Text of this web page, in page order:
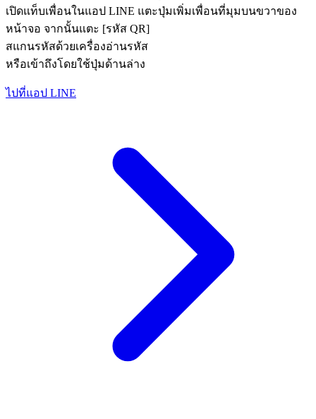
เปิดแท็บเพื่อนในแอป LINE แตะปุ่มเพิ่มเพื่อนที่มุมบนขวาของ
หน้าจอ จากนั้นแตะ [รหัส QR]
สแกนรหัสด้วยเครื่องอ่านรหัส
หรือเข้าถึงโดยใช้ปุ่มด้านล่าง
ไปที่แอป LINE